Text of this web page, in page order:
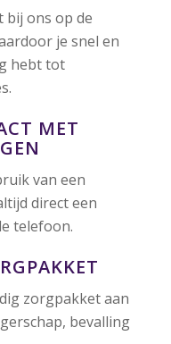
bij ons op de
je snel en
hebt tot
MET
van een
direct een
telefoon.
zorgpakket aan
bevalling